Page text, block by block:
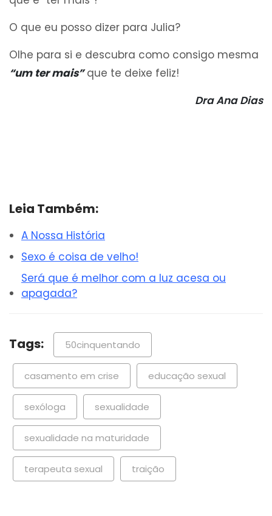
O que eu posso dizer para Julia?
Olhe para si e descubra como consigo mesma
“um ter mais”que te deixe feliz!
Dra Ana Dias
Leia Também:
A Nossa História
Sexo é coisa de velho!
Será que é melhor com a luz acesa ou
apagada?
Tags: 50cinquentando
casamento em crise educação sexual
sexóloga sexualidade
sexualidade na maturidade
terapeuta sexual traição